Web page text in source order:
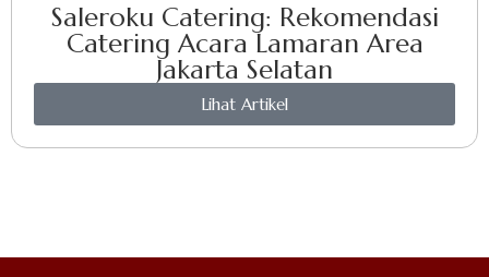
Saleroku Catering: Rekomendasi
Catering Acara Lamaran Area
Jakarta Selatan
Lihat Artikel